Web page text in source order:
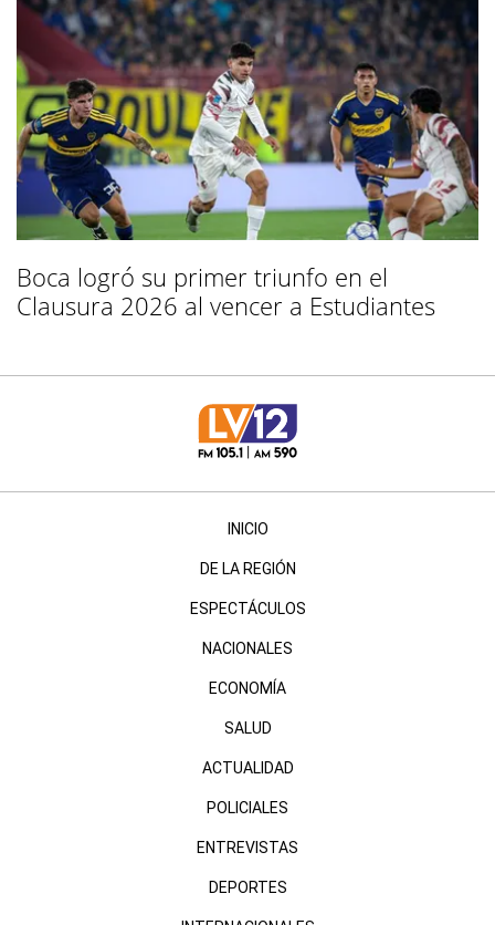
Boca logró su primer triunfo en el
Clausura 2026 al vencer a Estudiantes
INICIO
DE LA REGIÓN
ESPECTÁCULOS
NACIONALES
ECONOMÍA
SALUD
ACTUALIDAD
POLICIALES
ENTREVISTAS
DEPORTES